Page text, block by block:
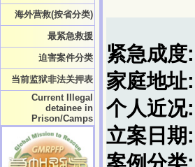
海外营救(按省分类)
最紧急救援
迫害案件分类
当前监狱非法关押表
Current Illegal
detainee in
Prison/Camps
紧急成度:
家庭地址:
个人近况:
立案日期: